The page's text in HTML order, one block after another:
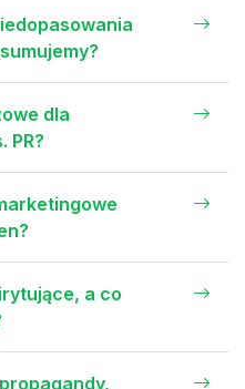
dla
PR?
a co